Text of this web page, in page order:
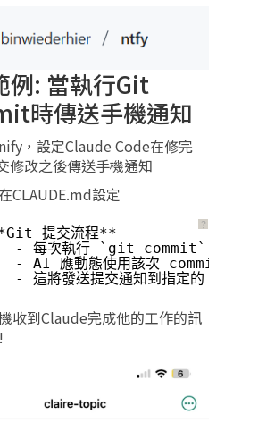
例: 當執行Git
時傳送手機通知
，設定Claude Code在修完
修改之後傳送手機通知
CLAUDE.md設定
？
提交流程**
- 每次執行 `git commit` 後，
- AI 應動態使用該次 commit 的實
- 這將發送提交通知到指定的 ntfy 主
收到Claude完成他的工作的訊